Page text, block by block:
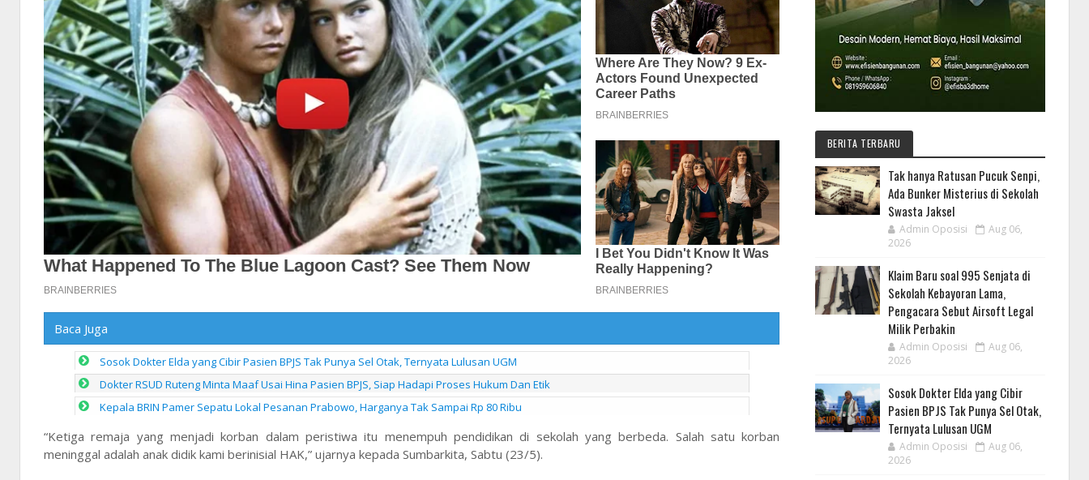
Baca Juga
Sosok Dokter Elda yang Cibir Pasien BPJS Tak Punya Sel Otak, Ternyata Lulusan UGM
Dokter RSUD Ruteng Minta Maaf Usai Hina Pasien BPJS, Siap Hadapi Proses Hukum Dan Etik
Kepala BRIN Pamer Sepatu Lokal Pesanan Prabowo, Harganya Tak Sampai Rp 80 Ribu
“Ketiga remaja yang menjadi korban dalam peristiwa itu menempuh pendidikan di sekolah yang berbeda. Salah satu korban
meninggal adalah anak didik kami berinisial HAK,” ujarnya kepada Sumbarkita, Sabtu (23/5).
BERITA TERBARU
Tak hanya Ratusan Pucuk Senpi,
Ada Bunker Misterius di Sekolah
Swasta Jaksel
Admin Oposisi
Aug 06,
2026
Klaim Baru soal 995 Senjata di
Sekolah Kebayoran Lama,
Pengacara Sebut Airsoft Legal
Milik Perbakin
Admin Oposisi
Aug 06,
2026
Sosok Dokter Elda yang Cibir
Pasien BPJS Tak Punya Sel Otak,
Ternyata Lulusan UGM
Admin Oposisi
Aug 06,
2026